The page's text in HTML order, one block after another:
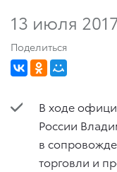
13 июля
Поделиться
В ходе
России
в
торговли и